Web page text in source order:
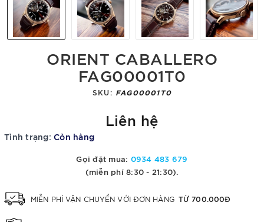
ORIENT CABALLERO
FAG00001T0
SKU: FAG00001T0
Liên hệ
Tình trạng: Còn hàng
Gọi đặt mua: 0934 483 679
(miễn phí 8:30 - 21:30).
MIỄN PHÍ VẬN CHUYỂN VỚI ĐƠN HÀNG TỪ 700.000Đ